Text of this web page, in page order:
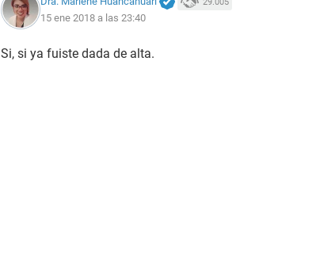
15 ene 2018 a las 23:40
Si, si ya fuiste dada de alta.